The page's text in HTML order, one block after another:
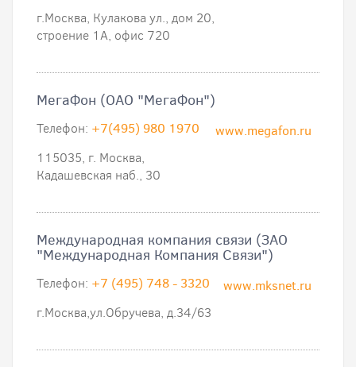
г.Москва, Кулакова ул., дом 20,
строение 1А, офис 720
МегаФон (ОАО "МегаФон")
www.megafon.ru
Телефон: +7(495) 980 1970
115035, г. Москва,
Кадашевская наб., 30
Международная компания связи (ЗАО
"Международная Компания Связи")
www.mksnet.ru
Телефон: +7 (495) 748 - 3320
г.Москва,ул.Обручева, д.34/63